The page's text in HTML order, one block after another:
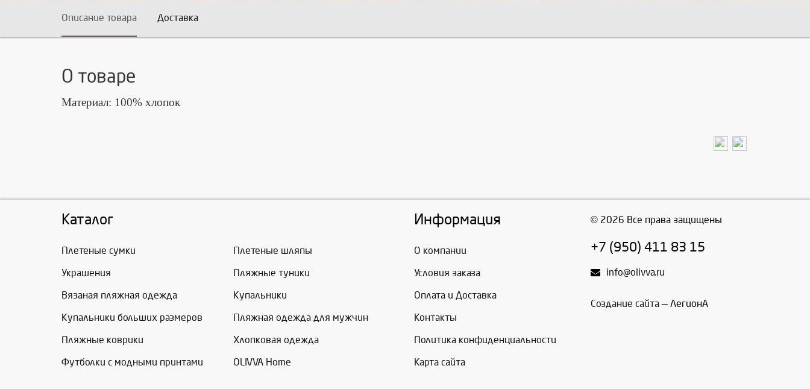
Описание товара Доставка
О товаре
Материал: 100% хлопок
Каталог
Плетеные сумки Плетеные шляпы
Украшения Пляжные туники
Вязаная пляжная одежда Купальники
Купальники больших размеров Пляжная одежда для мужчин
Пляжные коврики Хлопковая одежда
Футболки с модными принтами OLIVVA Home
Информация
О компании
Условия заказа
Оплата и Доставка
Контакты
Политика конфиденциальности
Карта сайта
© 2026 Все права защищены
+7 (950) 411 83 15
info@olivva.ru
Создание сайта— ЛегионА